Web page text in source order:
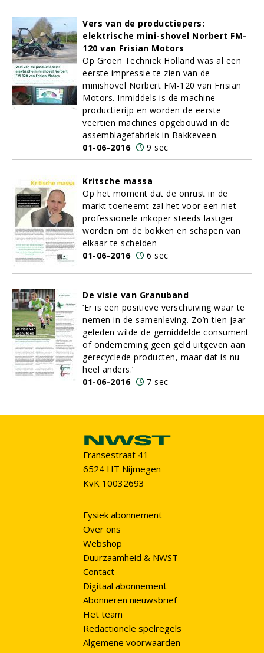
Vers van de productiepers:
elektrische mini-shovel Norbert FM-
120 van Frisian Motors
Op Groen Techniek Holland was al een
eerste impressie te zien van de
minishovel Norbert FM-120 van Frisian
Motors. Inmiddels is de machine
productierijp en worden de eerste
veertien machines opgebouwd in de
assemblagefabriek in Bakkeveen.
01-06-2016
9 sec
Kritsche massa
Op het moment dat de onrust in de
markt toeneemt zal het voor een niet-
professionele inkoper steeds lastiger
worden om de bokken en schapen van
elkaar te scheiden
01-06-2016
6 sec
De visie van Granuband
‘Er is een positieve verschuiving waar te
nemen in de samenleving. Zo’n tien jaar
geleden wilde de gemiddelde consument
of onderneming geen geld uitgeven aan
gerecyclede producten, maar dat is nu
heel anders.’
01-06-2016
7 sec
Fransestraat 41
6524 HT Nijmegen
KvK 10032693
Fysiek abonnement
Over ons
Webshop
Duurzaamheid & NWST
Contact
Digitaal abonnement
Abonneren nieuwsbrief
Het team
Redactionele spelregels
Algemene voorwaarden